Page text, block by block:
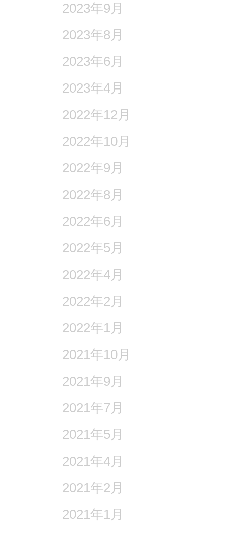
2023年9月
2023年8月
2023年6月
2023年4月
2022年12月
2022年10月
2022年9月
2022年8月
2022年6月
2022年5月
2022年4月
2022年2月
2022年1月
2021年10月
2021年9月
2021年7月
2021年5月
2021年4月
2021年2月
2021年1月